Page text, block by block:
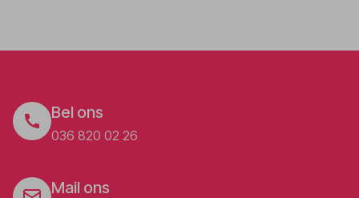
Bel ons
036 820 02 26
Mail ons